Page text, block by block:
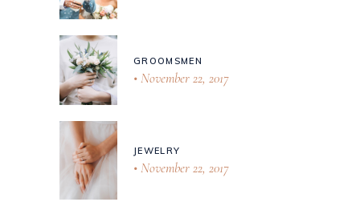
GROOMSMEN
November 22, 2017
JEWELRY
November 22, 2017